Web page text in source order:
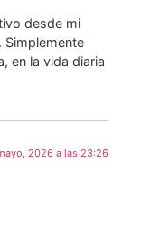
desde mi
Simplemente
en la vida diaria
2026 a las 23:26